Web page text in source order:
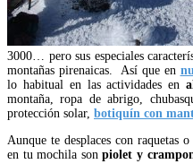
3000… pero sus especiales
montañas pirenaicas. Así que en
lo habitual en las actividades en
montaña, ropa de abrigo,
protección solar, botiquín con
Aunque te desplaces con raquetas
en tu mochila sonpiolet y